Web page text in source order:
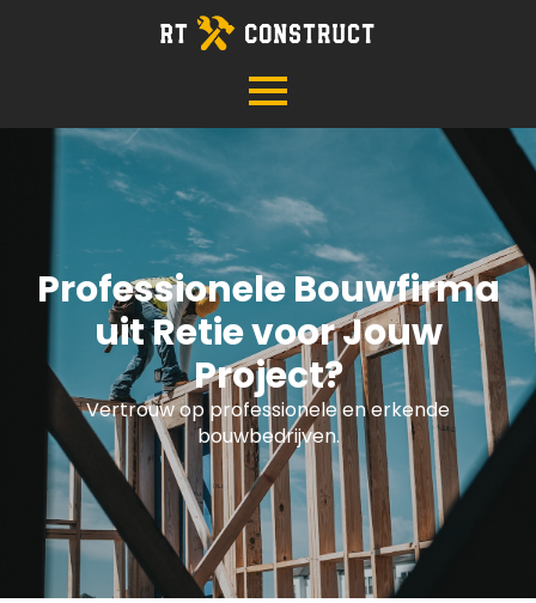
Professionele Bouwfirma
uit Retie voor Jouw
Project?
Vertrouw op professionele en erkende
bouwbedrijven.